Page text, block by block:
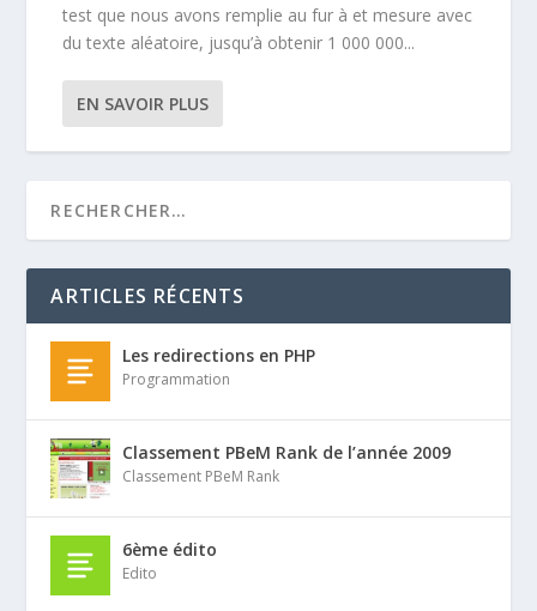
test que nous avons remplie au fur à et mesure avec
du texte aléatoire, jusqu’à obtenir 1 000 000...
EN SAVOIR PLUS
ARTICLES RÉCENTS
Les redirections en PHP
Programmation
Classement PBeM Rank de l’année 2009
Classement PBeM Rank
6ème édito
Edito